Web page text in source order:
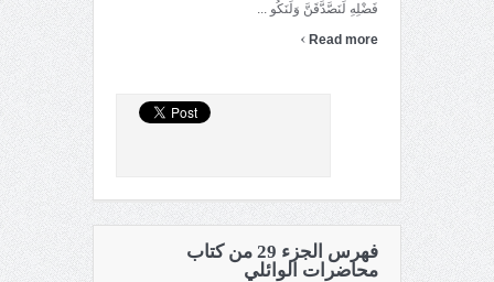
فَضْلِهِ لَنَصَّدَّقَنَّ وَلَنَكُو ...
Read more
›
فهرس الجزء 29 من كتاب
محاضرات الوائلي